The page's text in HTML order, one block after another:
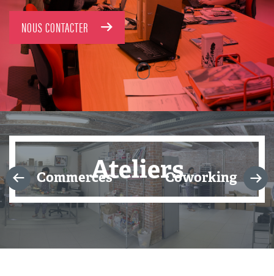
NOUS CONTACTER
Commerces Coworking
Ateliers